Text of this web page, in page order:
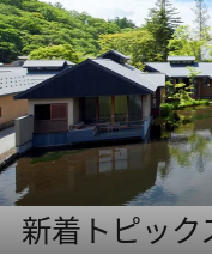
新着トピッ